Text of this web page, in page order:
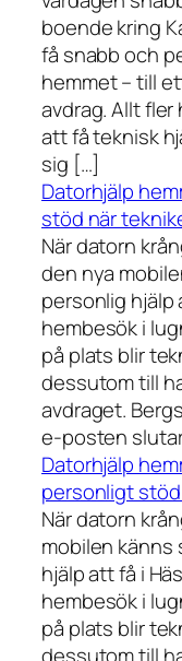
boende kring
få snabb och
hemmet – till
avdrag. Allt fler
att få teknisk
sig […]
Datorhjälp
stöd när
När datorn
den nya
personlig hjälp
hembesök i
på plats blir
dessutom till
avdraget.
e-posten
Datorhjälp
personligt
När datorn
mobilen känns
hjälp att få i
hembesök i
på plats blir